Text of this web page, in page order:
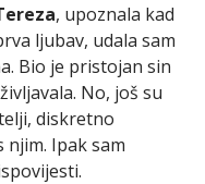
, upoznala kad
ljubav, udala sam
Bio je pristojan sin
No, još su
diskretno
Ipak sam